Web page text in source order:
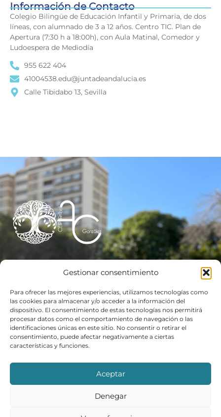
Gestionar consentimiento
Para ofrecer las mejores experiencias, utilizamos tecnologías como
las cookies para almacenar y/o acceder a la información del
dispositivo. El consentimiento de estas tecnologías nos permitirá
procesar datos como el comportamiento de navegación o las
identificaciones únicas en este sitio. No consentir o retirar el
consentimiento, puede afectar negativamente a ciertas
características y funciones.
Aceptar
Denegar
Información de Contacto
Colegio Bilingüe de Educación Infantil y Primaria, de dos
líneas, con alumnado de 3 a 12 años. Centro TIC. Plan de
Apertura (7:30 h a 18:00h), con Aula Matinal, Comedor y
Ludoespera de Mediodía
955 622 404
41004538.edu@juntadeandalucia.es
Calle Tibidabo 13, Sevilla
líneas, con alumnado de 3 a 12 años. Centro TIC, Plan de
ludoteca de mediodía
Sobre el centro
Conócenos
Plan de Apertura
Secretaría
Links
Familias
Política de Privacidad
Política de Cookies